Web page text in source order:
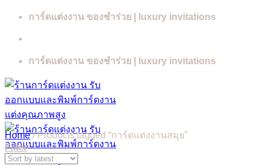
Skip
การ์ดแต่งงาน ของชำร่วย | luxury invitations
การ์ดแต่งงาน ของชำร่วย | luxury invitations
Home /Products tagged “การ์ดแต่งงานสมุย”
Filter